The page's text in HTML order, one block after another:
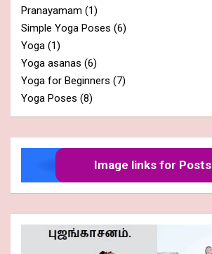
Pranayamam (1)
Simple Yoga Poses (6)
Yoga (1)
Yoga asanas (6)
Yoga for Beginners (7)
Yoga Poses (8)
Image links for Posts